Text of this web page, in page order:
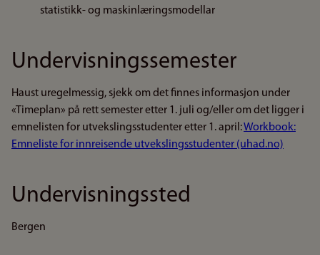
statistikk- og maskinlæringsmodellar
Undervisningssemester
Haust uregelmessig, sjekk om det finnes informasjon under
«Timeplan» på rett semester etter 1. juli og/eller om det ligger i
emnelisten for utvekslingsstudenter etter 1. april:Workbook:
Emneliste for innreisende utvekslingsstudenter (uhad.no)
Undervisningssted
Bergen